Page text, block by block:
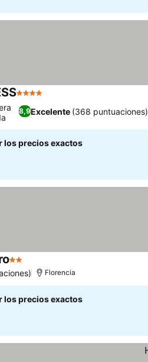
4 Estrellas
8,9Excelente (368 puntuaciones)
los precios exactos
2 Estrellas
Florencia
los precios exactos